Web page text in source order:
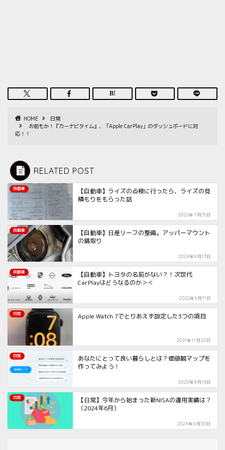
HOME
日常
お前もか！『カーナビタイム』、「Apple CarPlay」のダッシュボードに対
応！！
RELATED POST
自動車
【自動車】ライズの点検に行ったら、ライズの見
積もりをもらった話
2022年7月31日
自動車
【自動車】日産リーフの整備。アッパーマウント
の錆取り
2024年8月13日
自動車
【自動車】トヨタの名前がない？！次世代
CarPlayはどうなるのか＞＜
2022年6月11日
日常 Apple Watch 7でとりあえず設定した3つの項目
2021年11月20日
日常
あなたにとって良い暮らしとは？価値観マップを
作ってみよう！
2020年8月18日
日常
【日常】今年から始まった新NISAの運用実績は？
（2024年6月）
2024年6月30日